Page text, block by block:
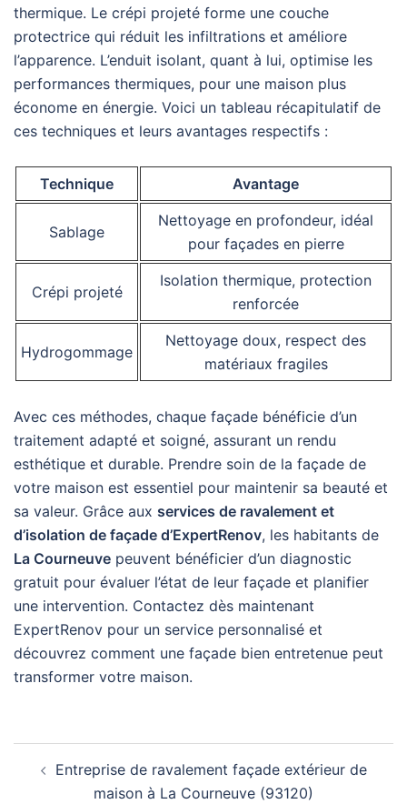
thermique. Le crépi projeté forme une couche
protectrice qui réduit les infiltrations et améliore
l’apparence. L’enduit isolant, quant à lui, optimise les
performances thermiques, pour une maison plus
économe en énergie. Voici un tableau récapitulatif de
ces techniques et leurs avantages respectifs :
Technique Avantage
Sablage
Nettoyage en profondeur, idéal
pour façades en pierre
Crépi projeté
Isolation thermique, protection
renforcée
Hydrogommage
Nettoyage doux, respect des
matériaux fragiles
Avec ces méthodes, chaque façade bénéficie d’un
traitement adapté et soigné, assurant un rendu
esthétique et durable. Prendre soin de la façade de
votre maison est essentiel pour maintenir sa beauté et
sa valeur. Grâce aux services de ravalement et
d’isolation de façade d’ExpertRenov, les habitants de
La Courneuve peuvent bénéficier d’un diagnostic
gratuit pour évaluer l’état de leur façade et planifier
une intervention. Contactez dès maintenant
ExpertRenov pour un service personnalisé et
découvrez comment une façade bien entretenue peut
transformer votre maison.
d’article
Entreprise de ravalement façade extérieur de
maison à La Courneuve (93120)